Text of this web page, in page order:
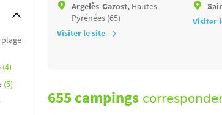
plage
(4)
(5)
Argelès-Gazost, Hautes-
Pyrénées (65)
Visiter le site
Visiter
655 campings